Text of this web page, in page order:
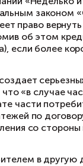
так и
Анатолий
если есть
про